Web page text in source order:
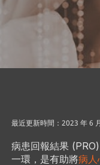
最近更新時間：2023 年 6
病患回報結果
一環，是有助將病人